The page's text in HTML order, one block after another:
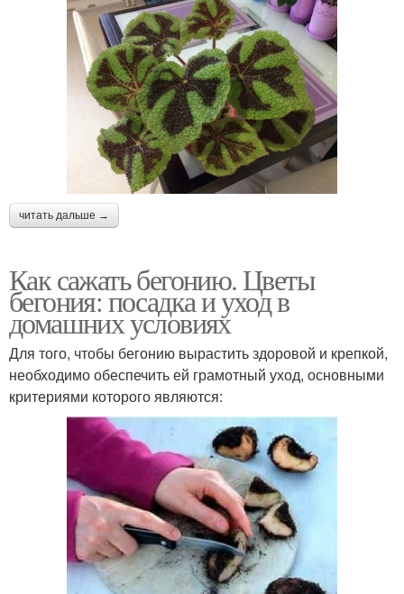
читать дальше →
Как сажать бегонию. Цветы
бегония: посадка и уход в
домашних условиях
Для того, чтобы бегонию вырастить здоровой и крепкой,
необходимо обеспечить ей грамотный уход, основными
критериями которого являются: